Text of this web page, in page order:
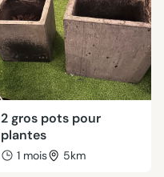
2 gros pots pour
plantes
1 mois 5km